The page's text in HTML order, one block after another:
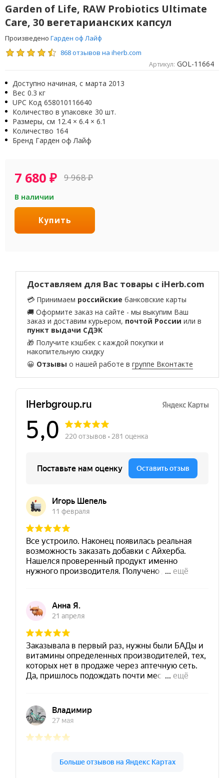
Garden of Life, RAW Probiotics Ultimate
Care, 30 вегетарианских капсул
Произведено Гарден оф Лайф
868 отзывов на iherb.com
Артикул: GOL-11664
Доступно начиная, с марта 2013
Вес 0.3 кг
UPC Код 658010116640
Количество в упаковке 30 шт.
Размеры, см 12.4 × 6.4 × 6.1
Количество 164
Бренд Гарден оф Лайф
7 680₽ 9 968₽
В наличии
Купить
Доставляем для Вас товары с iHerb.com
💳 Принимаем российские банковские карты
🚚 Оформите заказ на сайте - мы выкупим Ваш
заказ и доставим курьером, почтой России или в
пункт выдачи СДЭК
🎁 Получите кэшбек с каждой покупки и
накопительную скидку
😀 Отзывы о нашей работе вгруппе Вконтакте